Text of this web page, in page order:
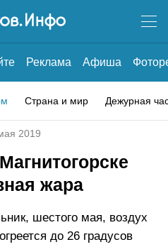
Реклама Афиша
Страна и мир Дежурная
2019
жара
шестого мая, воздух
до 26 градусов